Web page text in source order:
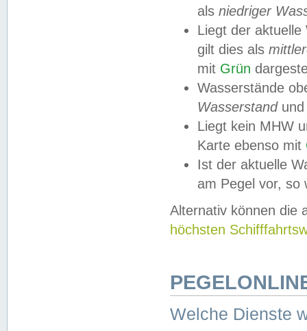
als niedriger
Liegt der
gilt dies als
mit Grün
Wasserstände
Wasserstandund
Liegt kein MHW
Karte ebenso mit
Ist der aktuelle
am Pegel vor,
Alternativ können die
höchsten
Welche Dienste